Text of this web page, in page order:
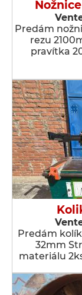
Predám
rezu
pravítka
Predám
32mm
materiálu